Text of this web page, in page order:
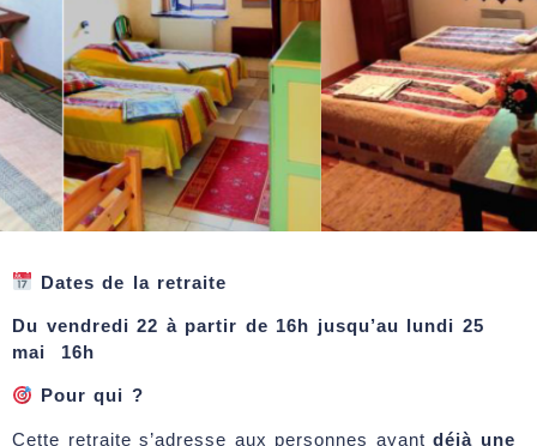
Dates de la retraite
Du vendredi 22 à partir de 16h jusqu’au lundi 25
mai 16h
Pour qui ?
Cette retraite s’adresse aux personnes ayant déjà une